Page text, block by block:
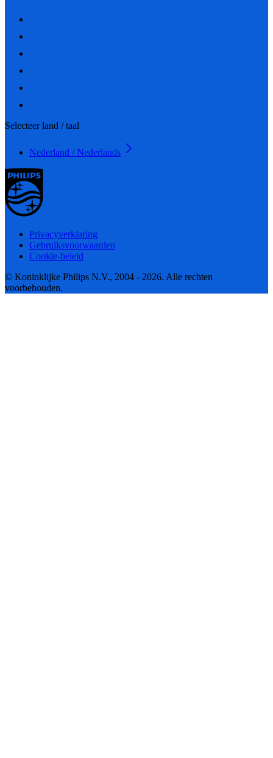
Selecteer land / taal
Nederland / Nederlands
Privacyverklaring
Gebruiksvoorwaarden
Cookie-beleid
© Koninklijke Philips N.V., 2004 - 2026. Alle rechten
voorbehouden.